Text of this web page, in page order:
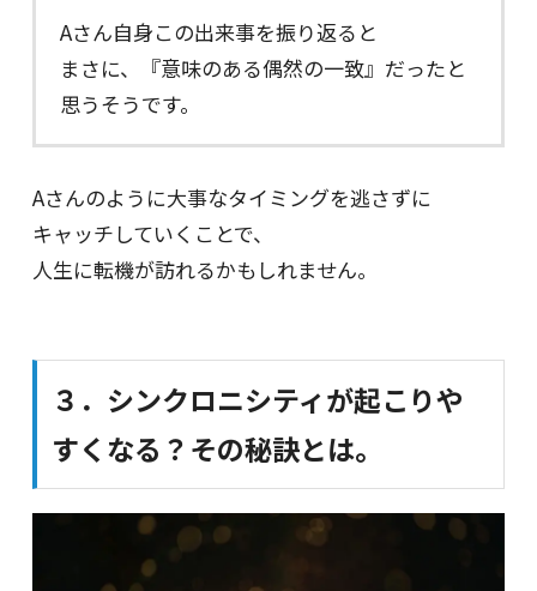
Aさん自身この出来事を振り返ると
まさに、『意味のある偶然の一致』だったと
思うそうです。
Aさんのように大事なタイミングを逃さずに
キャッチしていくことで、
人生に転機が訪れるかもしれません。
３．シンクロニシティが起こりや
すくなる？その秘訣とは。